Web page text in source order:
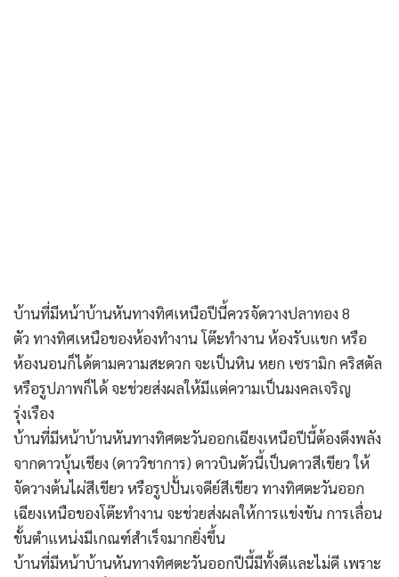
บ้านที่มีหน้าบ้านหันทางทิศเหนือปีนี้ควรจัดวางปลาทอง 8
ตัว ทางทิศเหนือของห้องทำงาน โต๊ะทำงาน ห้องรับแขก หรือ
ห้องนอนก็ได้ตามความสะดวก จะเป็นหิน หยก เซรามิก คริสตัล
หรือรูปภาพก็ได้ จะช่วยส่งผลให้มีแต่ความเป็นมงคลเจริญ
รุ่งเรือง
บ้านที่มีหน้าบ้านหันทางทิศตะวันออกเฉียงเหนือปีนี้ต้องดึงพลัง
จากดาวบุ้นเชียง (ดาววิชาการ) ดาวบินตัวนี้เป็นดาวสีเขียว ให้
จัดวางต้นไผ่สีเขียว หรือรูปปั้นเจดีย์สีเขียว ทางทิศตะวันออก
เฉียงเหนือของโต๊ะทำงาน จะช่วยส่งผลให้การแข่งขัน การเลื่อน
ขั้นตำแหน่งมีเกณฑ์สำเร็จมากยิ่งขึ้น
บ้านที่มีหน้าบ้านหันทางทิศตะวันออกปีนี้มีทั้งดีและไม่ดี เพราะ